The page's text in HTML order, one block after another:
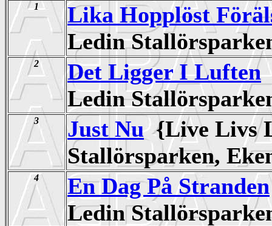
1
Lika Hopplöst
Ledin
2 Det Ligger I Luften
Ledin
3 Just Nu{Live Livs
Stallörsparken,
4 En Dag På Stranden
Ledin